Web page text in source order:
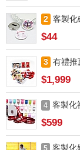
2 客製化
$44
3 有禮推
$1,999
4 客製化
$599
5 客製化